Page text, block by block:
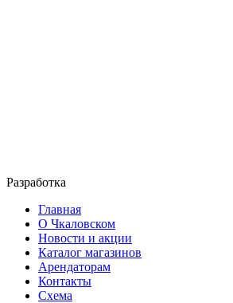
Разработка
Главная
О Чкаловском
Новости и акции
Каталог магазинов
Арендаторам
Контакты
Схема